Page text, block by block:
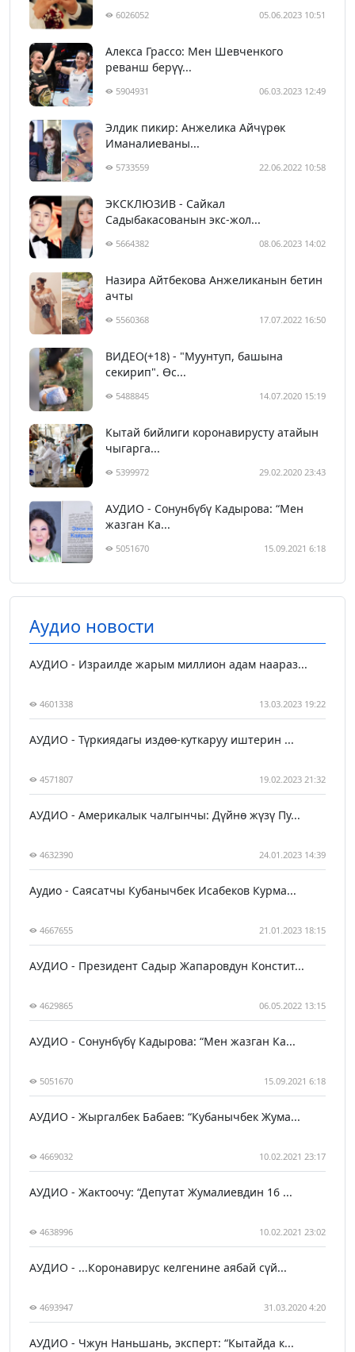
6026052 05.06.2023 10:51
Алекса Грассо: Мен Шевченкого
реванш берүү...
5904931 06.03.2023 12:49
Элдик пикир: Анжелика Айчүрөк
Иманалиеваны...
5733559 22.06.2022 10:58
ЭКСКЛЮЗИВ - Сайкал
Садыбакасованын экс-жол...
5664382 08.06.2023 14:02
Назира Айтбекова Анжеликанын бетин
ачты
5560368 17.07.2022 16:50
ВИДЕО(+18) - "Муунтуп, башына
секирип". Өс...
5488845 14.07.2020 15:19
Кытай бийлиги коронавирусту атайын
чыгарга...
5399972 29.02.2020 23:43
АУДИО - Сонунбүбү Кадырова: “Мен
жазган Ка...
5051670 15.09.2021 6:18
Аудио новости
АУДИО - Израилде жарым миллион адам наараз...
4601338 13.03.2023 19:22
АУДИО - Түркиядагы издөө-куткаруу иштерин ...
4571807 19.02.2023 21:32
АУДИО - Америкалык чалгынчы: Дүйнө жүзү Пу...
4632390 24.01.2023 14:39
Аудио - Саясатчы Кубанычбек Исабеков Курма...
4667655 21.01.2023 18:15
АУДИО - Президент Садыр Жапаровдун Констит...
4629865 06.05.2022 13:15
АУДИО - Сонунбүбү Кадырова: “Мен жазган Ка...
5051670 15.09.2021 6:18
АУДИО - Жыргалбек Бабаев: “Кубанычбек Жума...
4669032 10.02.2021 23:17
АУДИО - Жактоочу: “Депутат Жумалиевдин 16 ...
4638996 10.02.2021 23:02
АУДИО - ...Коронавирус келгенине аябай сүй...
4693947 31.03.2020 4:20
АУДИО - Чжун Наньшань, эксперт: “Кытайда к...